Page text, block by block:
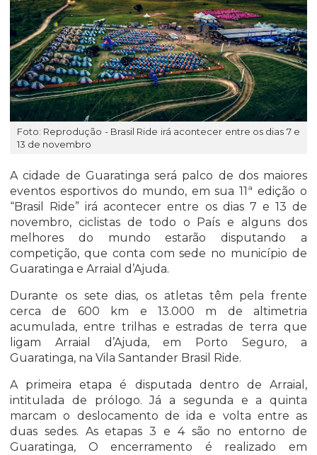
Foto: Reprodução - Brasil Ride irá acontecer entre os dias 7 e
13 de novembro
A cidade de Guaratinga será palco de dos maiores
eventos esportivos do mundo, em sua 11ª edição o
“Brasil Ride” irá acontecer entre os dias 7 e 13 de
novembro, ciclistas de todo o País e alguns dos
melhores do mundo estarão disputando a
competição, que conta com sede no município de
Guaratinga e Arraial d’Ajuda.
Durante os sete dias, os atletas têm pela frente
cerca de 600 km e 13.000 m de altimetria
acumulada, entre trilhas e estradas de terra que
ligam Arraial d’Ajuda, em Porto Seguro, a
Guaratinga, na Vila Santander Brasil Ride.
A primeira etapa é disputada dentro de Arraial,
intitulada de prólogo. Já a segunda e a quinta
marcam o deslocamento de ida e volta entre as
duas sedes. As etapas 3 e 4 são no entorno de
Guaratinga, O encerramento é realizado em